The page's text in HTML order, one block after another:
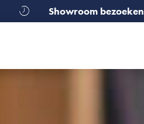
Showroom bezoeken